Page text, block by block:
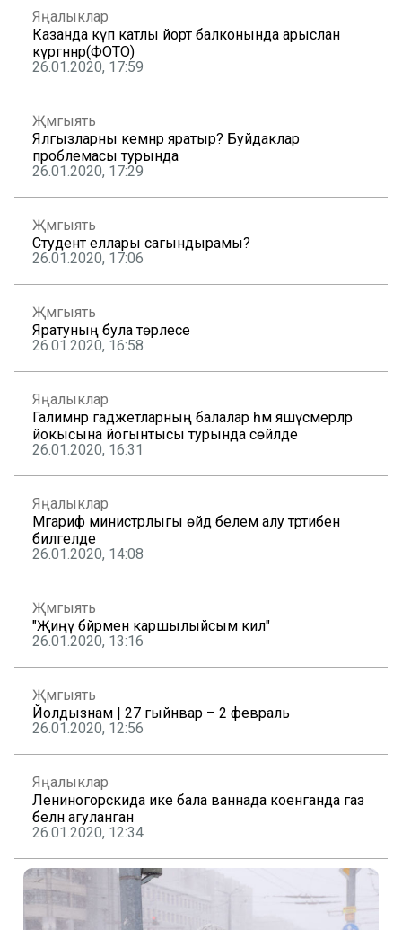
Яңалыклар
Казанда күп катлы йорт балконында арыслан
күргәннәр(ФОТО)
26.01.2020, 17:59
Җәмгыять
Ялгызларны кемнәр яратыр? Буйдаклар
проблемасы турында
26.01.2020, 17:29
Җәмгыять
Студент еллары сагындырамы?
26.01.2020, 17:06
Җәмгыять
Яратуның була төрлесе
26.01.2020, 16:58
Яңалыклар
Галимнәр гаджетларның балалар һәм яшүсмерләр
йокысына йогынтысы турында сөйләде
26.01.2020, 16:31
Яңалыклар
Мәгариф министрлыгы өйдә белем алу тәртибен
билгеләде
26.01.2020, 14:08
Җәмгыять
"Җиңү бәйрәмен каршылыйсым килә"
26.01.2020, 13:16
Җәмгыять
Йолдызнамә | 27 гыйнвар – 2 февраль
26.01.2020, 12:56
Яңалыклар
Лениногорскида ике бала ваннада коенганда газ
белән агуланган
26.01.2020, 12:34